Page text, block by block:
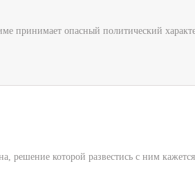
принимает опасный политический
решение которой развестись с ним